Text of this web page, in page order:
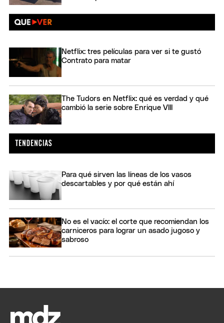
Netflix: tres películas para ver si te gustó
Contrato para matar
The Tudors en Netflix: qué es verdad y qué
cambió la serie sobre Enrique VIII
Para qué sirven las líneas de los vasos
descartables y por qué están ahí
No es el vacío: el corte que recomiendan los
carniceros para lograr un asado jugoso y
sabroso